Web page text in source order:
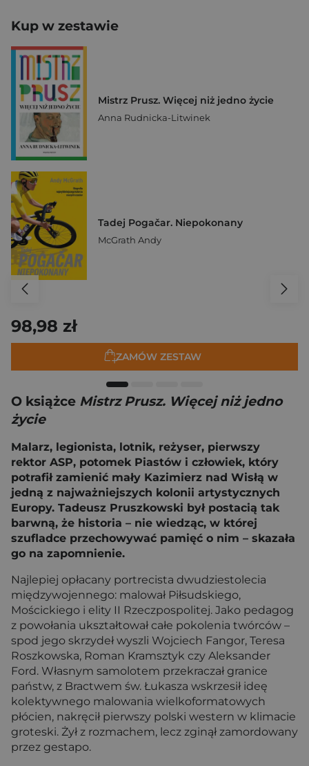
Kup w zestawie
Mistrz Prusz. Więcej niż jedno życie
Anna Rudnicka-Litwinek
Tadej Pogačar. Niepokonany
McGrath Andy
98,98 zł
ZAMÓW ZESTAW
O książce Mistrz Prusz. Więcej niż jedno
życie
Malarz, legionista, lotnik, reżyser, pierwszy
rektor ASP, potomek Piastów i człowiek, który
potrafił zamienić mały Kazimierz nad Wisłą w
jedną z najważniejszych kolonii artystycznych
Europy. Tadeusz Pruszkowski był postacią tak
barwną, że historia – nie wiedząc, w której
szufladce przechowywać pamięć o nim – skazała
go na zapomnienie.
Najlepiej opłacany portrecista dwudziestolecia
międzywojennego: malował Piłsudskiego,
Mościckiego i elity II Rzeczpospolitej. Jako pedagog
z powołania ukształtował całe pokolenia twórców –
spod jego skrzydeł wyszli Wojciech Fangor, Teresa
Roszkowska, Roman Kramsztyk czy Aleksander
Ford. Własnym samolotem przekraczał granice
państw, z Bractwem św. Łukasza wskrzesił ideę
kolektywnego malowania wielkoformatowych
płócien, nakręcił pierwszy polski western w klimacie
groteski. Żył z rozmachem, lecz zginął zamordowany
przez gestapo.